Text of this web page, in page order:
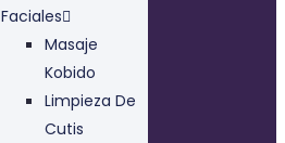
Faciales
Masaje
Kobido
Limpieza De
Cutis